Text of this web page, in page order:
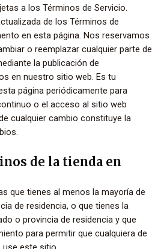
a los Términos de Servicio.
de los Términos de
en esta página. Nos reservamos
o reemplazar cualquier parte de
la publicación de
en nuestro sitio web. Es tu
página periódicamente para
o el acceso al sitio web
cualquier cambio constituye la
de la tienda en
que tienes al menos la mayoría de
de residencia, o que tienes la
o provincia de residencia y que
para permitir que cualquiera de